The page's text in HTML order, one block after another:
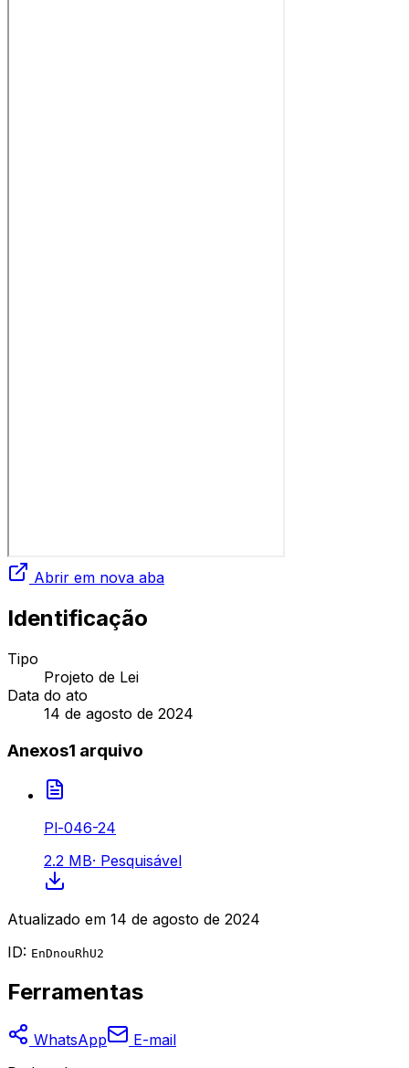
Abrir em nova aba
Identificação
Tipo
Projeto de Lei
Data do ato
14 de agosto de 2024
Anexos1 arquivo
Pl-046-24
2.2 MB· Pesquisável
Atualizado em 14 de agosto de 2024
ID: EnDnouRhU2
Ferramentas
WhatsApp
E-mail